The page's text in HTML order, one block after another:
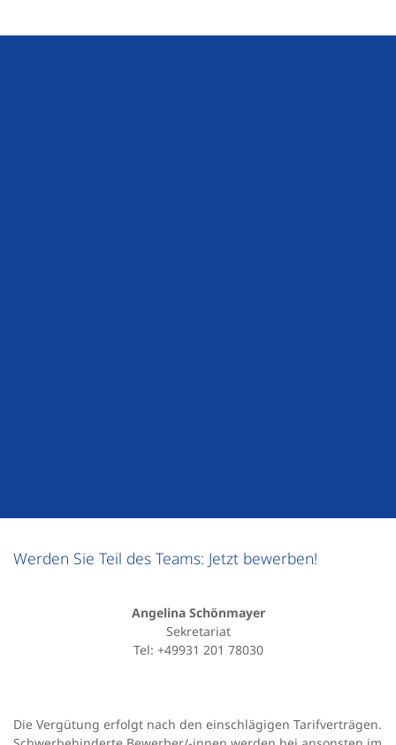
Werden Sie Teil des Teams: Jetzt bewerben!
Angelina Schönmayer
Sekretariat
Tel: +49931 201 78030
Die Vergütung erfolgt nach den einschlägigen Tarifverträgen.